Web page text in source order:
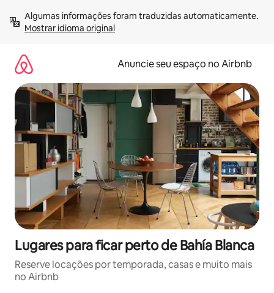
para
Mostrar idioma original
Anuncie seu espaço no Airbnb
Lugares para ficar perto de Bahía Blanca
Reserve locações por temporada, casas e muito mais
no Airbnb